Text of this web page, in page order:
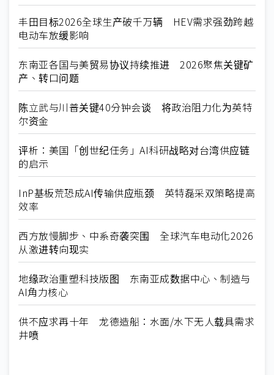
丰田目标2026全球生产破千万辆 HEV需求强劲跨越
电动车放缓影响
东南亚各国与美贸易协议持续推进 2026聚焦关键矿
产、转口问题
陈立武与川普关键40分钟会谈 将政治阻力化为英特
尔资金
评析：美国「创世纪任务」AI科研战略对台湾供应链
的启示
InP基板荒恐成AI传输供应瓶颈 英特磊采双策略提高
效率
西方放慢脚步、中系奇袭突围 全球汽车电动化2026
从激进转向现实
地缘政治重塑科技版图 东南亚成数据中心、制造与
AI角力核心
供不应求再十年 龙德造船：水面/水下无人载具需求
井喷